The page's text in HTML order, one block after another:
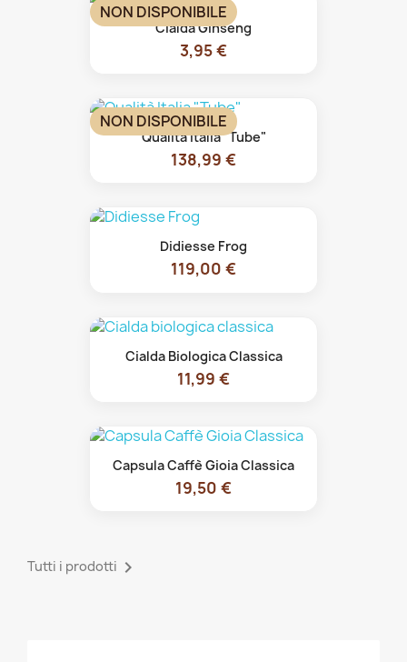
Cialda Ginseng
3,95 €
NON DISPONIBILE
Qualità Italia "Tube"
138,99 €
NON DISPONIBILE
Didiesse Frog
119,00 €
Cialda Biologica Classica
11,99 €
Capsula Caffè Gioia Classica
19,50 €
Tutti i prodotti 